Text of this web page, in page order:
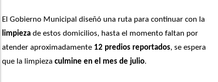
El Gobierno Municipal diseñó una ruta para continuar con la
limpieza de estos domicilios, hasta el momento faltan por
atender aproximadamente 12 predios reportados, se espera
que la limpieza culmine en el mes de julio.